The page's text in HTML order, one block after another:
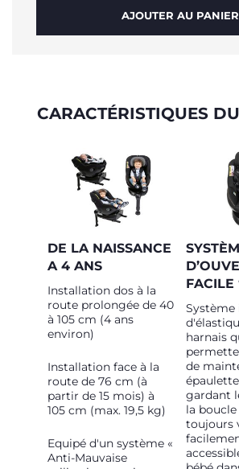
AJOUTER AU PANIER
CARACTÉRISTIQUES
DE LA NAISSANCE
A 4 ANS
Installation dos à la
route prolongée de 40
à 105 cm (4 ans
environ)
Installation face à la
route de 76 cm (à
partir de 15 mois) à
105 cm (max. 19,5 kg)
Equipé d'un système «
Anti-Mauvaise
FACILE
Système
harnais
de
gardant
la
toujours